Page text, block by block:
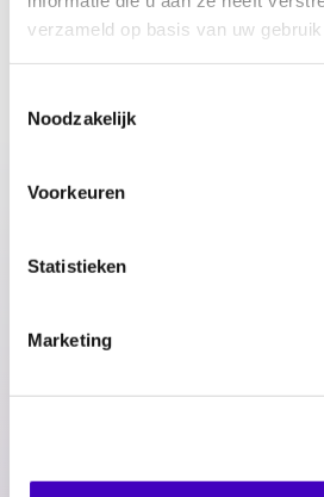
verzameld op basis van uw
Noodzakelijk
Voorkeuren
Statistieken
Marketing
woningstichting haar beide
gelegenheid om de woning
een dag dat zij over vervoer
De woningstichting betwist
zoals de vrouw die schetst.
Het College voor de Rechten
wonen jegens de vrouw geen
Delen: